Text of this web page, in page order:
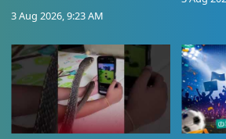
3 Aug 2026, 9:23 AM